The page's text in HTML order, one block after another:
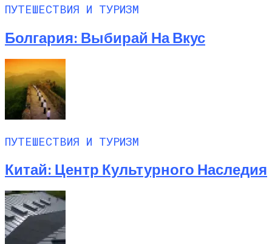
ПУТЕШЕСТВИЯ И ТУРИЗМ
Болгария: Выбирай На Вкус
ПУТЕШЕСТВИЯ И ТУРИЗМ
Китай: Центр Культурного Наследия